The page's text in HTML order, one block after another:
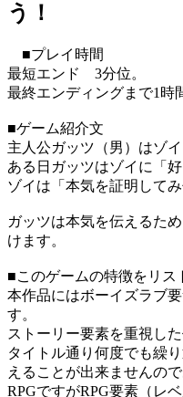
う！
■プレイ時間
最短エンド 3分位。
最終エンディングまで1時
■ゲーム紹介文
主人公ガッツ（男）はゾ
ある日ガッツはゾイに「
ゾイは「本気を証明して
ガッツは本気を伝えるた
けます。
■このゲームの特徴をリス
本作品にはボーイズラブ
す。
ストーリー要素を重視し
タイトル通り何度でも繰
えることが出来ませんの
RPGですがRPG要素（レ